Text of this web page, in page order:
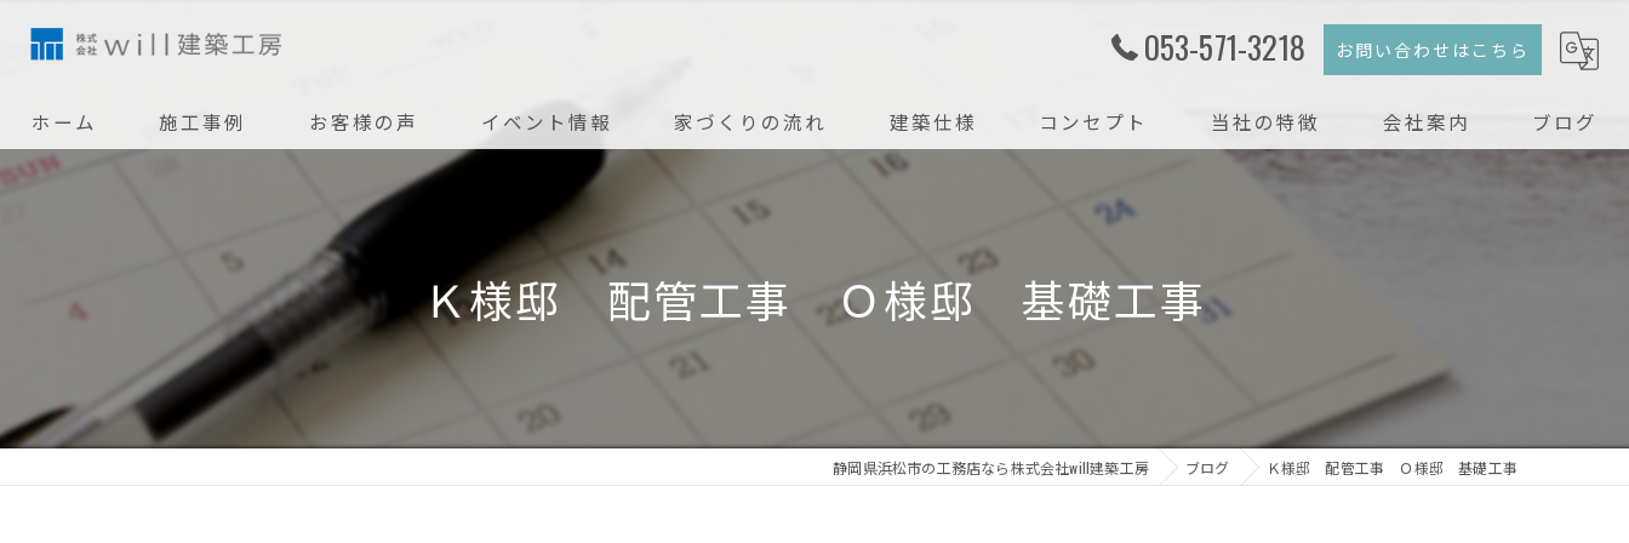
053-571-3218 お問い合わせはこちら
ホーム 施工事例 お客様の声 イベント情報 家づくりの流れ
アフターメンテナンス
建築仕様 コンセプト 当社の特徴
戸建て
リノベーション
会社案内 ブログ
Ｋ様邸 配管工事 Ｏ様邸 基礎工事
静岡県浜松市の工務店なら株式会社will建築工房 ブログ Ｋ様邸 配管工事 Ｏ様邸 基礎工事